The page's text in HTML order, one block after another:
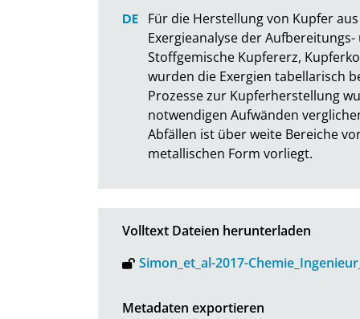
Für die Herstellung von Kupfer
Exergieanalyse der
Stoffgemische Kupfererz,
wurden die Exergien tabellarisch
Prozesse zur Kupferherstellung
notwendigen Aufwänden
Abfällen ist über weite Bereiche
metallischen Form vorliegt.
Volltext Dateien herunterladen
Simon_et_al-2017-
Metadaten exportieren